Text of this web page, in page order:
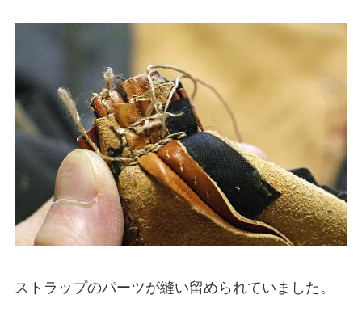
ストラップのパーツが縫い留められていました。